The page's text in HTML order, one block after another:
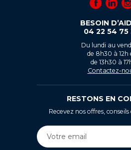
BESOIN
04 22 54 75
Du lundi au
de 8h30 à 12h
de 13h30 à
Contactez-
RESTONS EN
Recevez nos offres,